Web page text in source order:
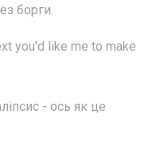
борги.
you'd like me to make
- ось як це